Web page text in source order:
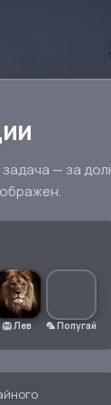
задача — за
🦁 Лев 🦜 Попугай